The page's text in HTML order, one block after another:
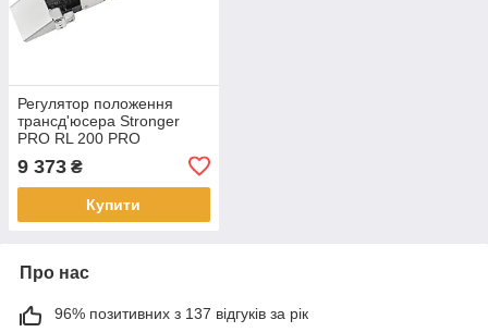
Регулятор положення
трансд'юсера Stronger
PRO RL 200 PRO
9 373 ₴
Купити
Про нас
96% позитивних з 137 відгуків за рік